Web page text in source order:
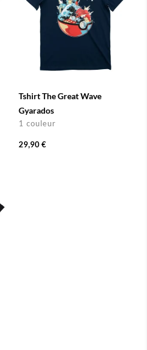
Tshirt The Great Wave
Gyarados
1 couleur
29,90 €